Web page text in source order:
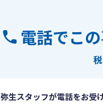
電話でこ
弥生スタッフが電話をお受